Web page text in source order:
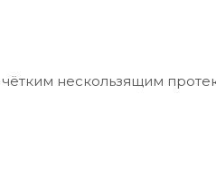
нескользящим